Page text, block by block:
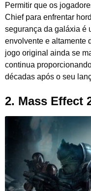
Permitir que os
Chief para enfrentar
segurança da galáxia é
envolvente e altamente
jogo original ainda se
continua
décadas após o seu
2. Mass Effect